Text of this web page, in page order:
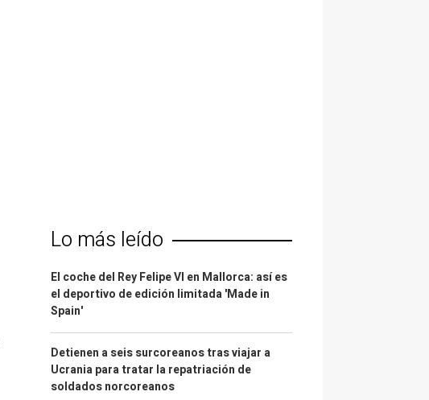
Lo más leído
El coche del Rey Felipe VI en Mallorca: así es
el deportivo de edición limitada 'Made in
Spain'
Detienen a seis surcoreanos tras viajar a
Ucrania para tratar la repatriación de
soldados norcoreanos